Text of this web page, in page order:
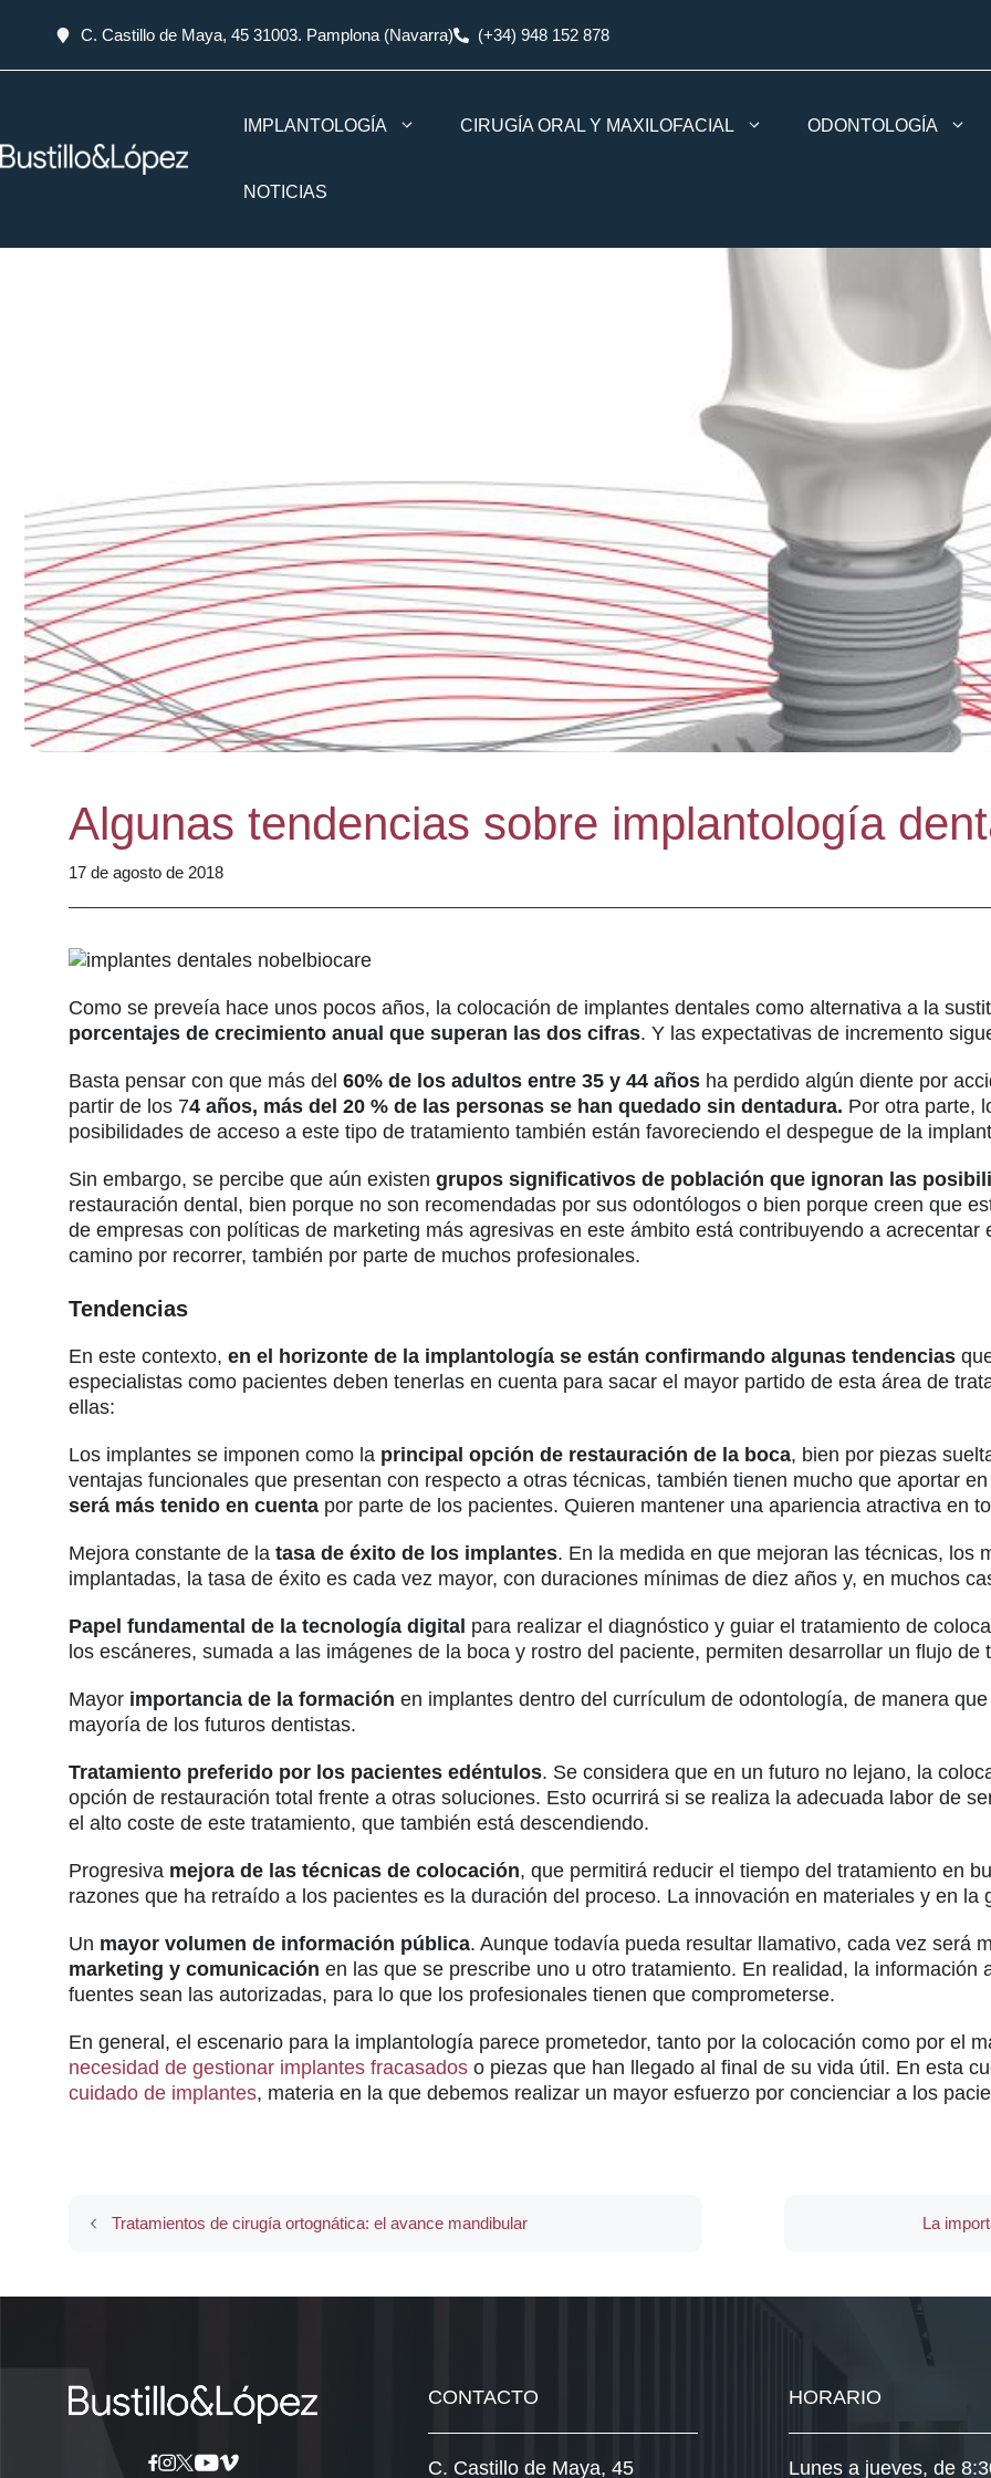
C. Castillo de Maya, 45 31003. Pamplona (Navarra) (+34) 948 152 878
IMPLANTOLOGÍA CIRUGÍA ORAL Y MAXILOFACIAL ODONTOLOGÍA
NOTICIAS
Algunas tendencias sobre implantología
17 de agosto de 2018
Como se preveía hace unos pocos años, la colocación de implantes dentales como alternativa a la
porcentajes de crecimiento anual que superan las dos cifras. Y las expectativas de incremento
Basta pensar con que más del 60% de los adultos entre 35 y 44 años ha perdido algún diente por
partir de los 74 años, más del 20 % de las personas se han quedado sin dentadura. Por otra parte,
posibilidades de acceso a este tipo de tratamiento también están favoreciendo el despegue de la
Sin embargo, se percibe que aún existen grupos significativos de población que ignoran las
restauración dental, bien porque no son recomendadas por sus odontólogos o bien porque creen que
de empresas con políticas de marketing más agresivas en este ámbito está contribuyendo a
camino por recorrer, también por parte de muchos profesionales.
Tendencias
En este contexto, en el horizonte de la implantología se están confirmando algunas tendencias
especialistas como pacientes deben tenerlas en cuenta para sacar el mayor partido de esta área de
ellas:
Los implantes se imponen como la principal opción de restauración de la boca, bien por piezas
ventajas funcionales que presentan con respecto a otras técnicas, también tienen mucho que aportar
será más tenido en cuenta por parte de los pacientes. Quieren mantener una apariencia atractiva en
Mejora constante de la tasa de éxito de los implantes. En la medida en que mejoran las técnicas, los
implantadas, la tasa de éxito es cada vez mayor, con duraciones mínimas de diez años y, en muchos
Papel fundamental de la tecnología digital para realizar el diagnóstico y guiar el tratamiento de
los escáneres, sumada a las imágenes de la boca y rostro del paciente, permiten desarrollar un flujo de
Mayor importancia de la formación en implantes dentro del currículum de odontología, de manera
mayoría de los futuros dentistas.
Tratamiento preferido por los pacientes edéntulos. Se considera que en un futuro no lejano, la
opción de restauración total frente a otras soluciones. Esto ocurrirá si se realiza la adecuada labor de
el alto coste de este tratamiento, que también está descendiendo.
Progresiva mejora de las técnicas de colocación, que permitirá reducir el tiempo del tratamiento en
razones que ha retraído a los pacientes es la duración del proceso. La innovación en materiales y en
Un mayor volumen de información pública. Aunque todavía pueda resultar llamativo, cada vez será
marketing y comunicación en las que se prescribe uno u otro tratamiento. En realidad, la información
fuentes sean las autorizadas, para lo que los profesionales tienen que comprometerse.
En general, el escenario para la implantología parece prometedor, tanto por la colocación como por el
necesidad de gestionar implantes fracasados o piezas que han llegado al final de su vida útil. En esta
cuidado de implantes, materia en la que debemos realizar un mayor esfuerzo por concienciar a los
Tratamientos de cirugía ortognática: el avance mandibular La
CONTACTO
C. Castillo de Maya, 45
HORARIO
Lunes a jueves, de